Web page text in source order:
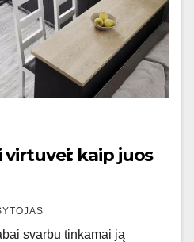
virtuvei: kaip juos
svarbu tinkamai ją